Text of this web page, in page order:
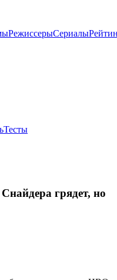
РежиссерыСериалы
Тесты
грядет, но